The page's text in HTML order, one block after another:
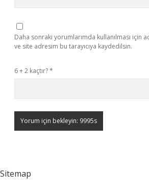
Daha sonraki yorumlarımda kullanılması için
ve site adresim bu tarayıcıya kaydedilsin.
6 + 2 kaçtır?*
Sitemap